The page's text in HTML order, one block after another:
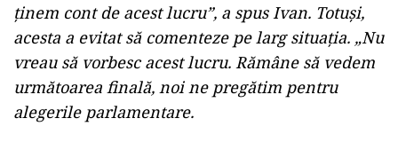
ținem cont de acest lucru”, a spus Ivan. Totuși,
acesta a evitat să comenteze pe larg situația. „Nu
vreau să vorbesc acest lucru. Rămâne să vedem
următoarea finală, noi ne pregătim pentru
alegerile parlamentare.